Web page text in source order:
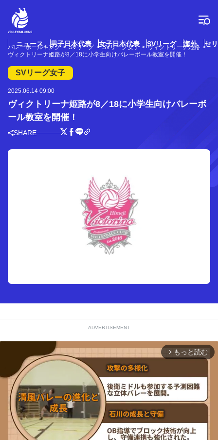
ニュース 男子日本代表 女子日本代表 SVリーグ 海外 セ
バレーボールキング SVリーグ SVリーグ女子
ヴィクトリーナ姫路
ヴィクトリーナ姫路が8／18に小学生向けバレーボール教室を開催！
SVリーグ女子
2025.06.14 09:00
ヴィクトリーナ姫路が8／18に小学生向けバレーボ
ール教室を開催！
SHARE
ADVERTISEMENT
arrow_forward_ios もっと読む